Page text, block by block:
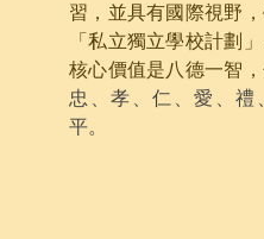
習，並具有國際視野
「私立獨立學校計劃
核心價值是八德一智
忠、孝、仁、愛、禮
平。